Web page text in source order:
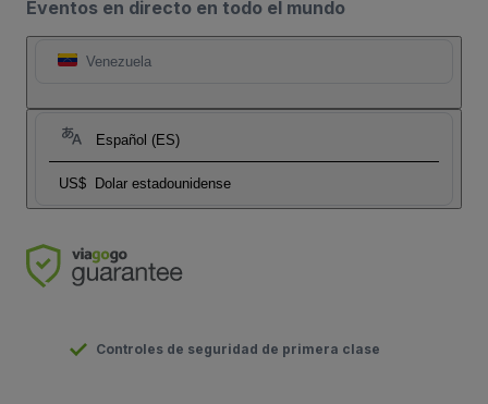
Eventos en directo en todo el mundo
Venezuela
Español (ES)
US$ Dolar estadounidense
Controles de seguridad de primera clase